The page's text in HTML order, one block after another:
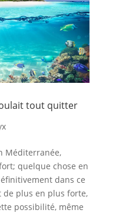
tout quitter
Méditerranée,
quelque chose en
dans ce
de plus en plus forte,
possibilité, même